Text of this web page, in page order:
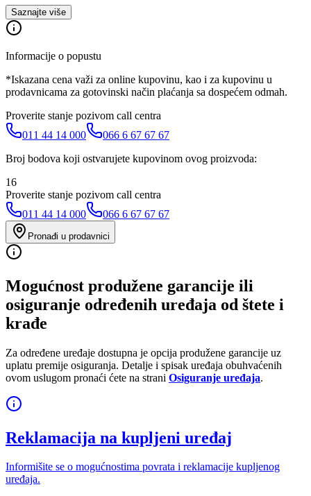
Saznajte više
Informacije o popustu
*Iskazana cena važi za online kupovinu, kao i za kupovinu u
prodavnicama za gotovinski način plaćanja sa dospećem odmah.
Proverite stanje pozivom call centra
011 44 14 000
066 6 67 67 67
Broj bodova koji ostvarujete kupovinom ovog proizvoda:
16
Proverite stanje pozivom call centra
011 44 14 000
066 6 67 67 67
Pronađi u prodavnici
Mogućnost produžene garancije ili
osiguranje određenih uređaja od štete i
krađe
Za određene uređaje dostupna je opcija produžene garancije uz
uplatu premije osiguranja. Detalje i spisak uređaja obuhvaćenih
ovom uslugom pronaći ćete na strani Osiguranje uređaja.
Reklamacija na kupljeni uređaj
Informišite se o mogućnostima povrata i reklamacije kupljenog
uređaja.